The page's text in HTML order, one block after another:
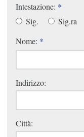
Intestazione: *
Sig.
Sig.ra
Nome: *
Indirizzo:
Città: